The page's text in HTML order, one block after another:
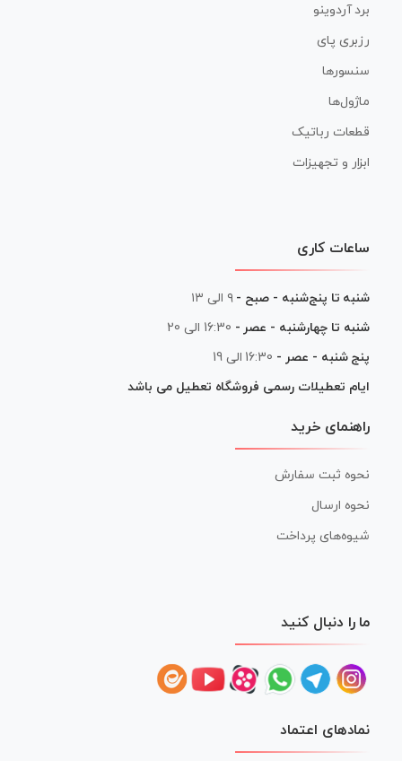
برد آردوینو
رزبری پای
سنسورها
ماژول‌ها
قطعات رباتیک
ابزار و تجهیزات
ساعات کاری
شنبه تا پنج‌شنبه - صبح - ۹ الی ۱۳
شنبه تا چهارشنبه - عصر - 16:30 الی 20
پنج شنبه - عصر - 16:30 الی 19
ایام تعطیلات رسمی فروشگاه تعطیل می باشد
راهنمای خرید
نحوه ثبت سفارش
نحوه ارسال
شیوه‌های پرداخت
ما را دنبال کنید
نمادهای اعتماد